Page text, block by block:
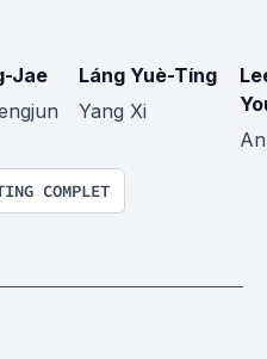
Jae
Láng Yuè-Tíng
Yang Xi
COMPLET